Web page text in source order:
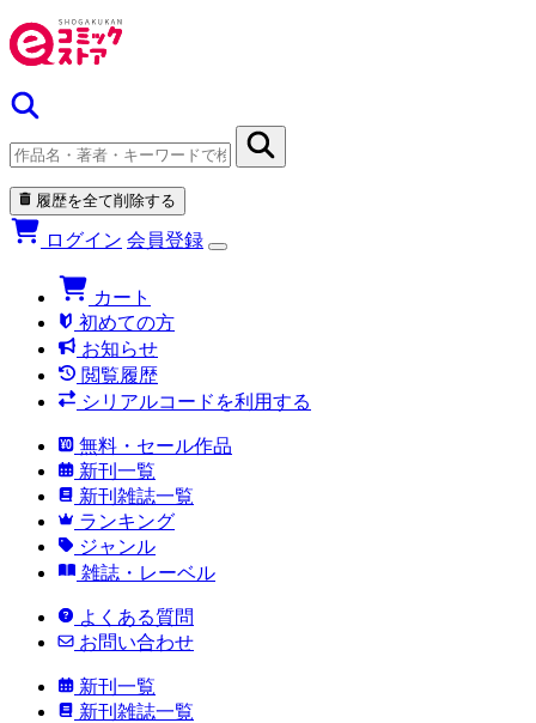
履歴を全て削除する
ログイン 会員登録
カート
初めての方
お知らせ
閲覧履歴
シリアルコードを利用する
無料・セール作品
新刊一覧
新刊雑誌一覧
ランキング
ジャンル
雑誌・レーベル
よくある質問
お問い合わせ
新刊一覧
新刊雑誌一覧